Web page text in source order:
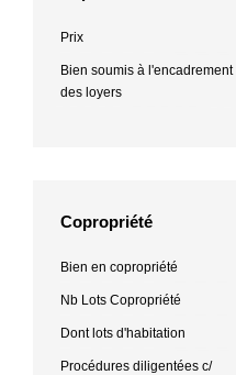
Prix
Bien soumis à l'encadrement
des loyers
Copropriété
Bien en copropriété
Nb Lots Copropriété
Dont lots d'habitation
Procédures diligentées c/